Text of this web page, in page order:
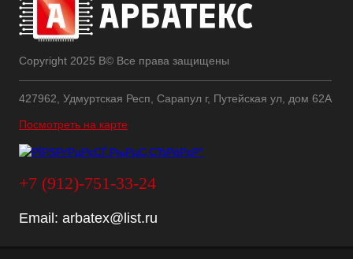
Copyright 2025 В© Все права защищены
427962, Удмуртская Респ, Сарапул г, Путейская ул, дом 62А
Посмотреть на карте
+7 (912)-751-33-24
Email: arbatex@list.ru